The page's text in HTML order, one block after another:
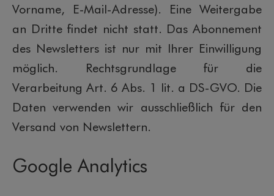
Vorname, E-Mail-Adresse). Eine Weitergabe
an Dritte findet nicht statt. Das Abonnement
des Newsletters ist nur mit Ihrer Einwilligung
möglich. Rechtsgrundlage für die
Verarbeitung Art. 6 Abs. 1 lit. a DS-GVO. Die
Daten verwenden wir ausschließlich für den
Versand von Newslettern.
Google Analytics